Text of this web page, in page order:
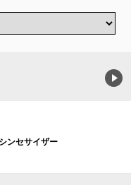
ンセサイザー